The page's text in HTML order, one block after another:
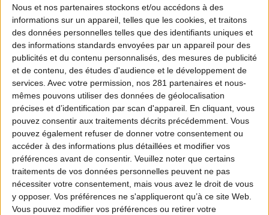
Nous et nos partenaires stockons et/ou accédons à des
informations sur un appareil, telles que les cookies, et traitons
des données personnelles telles que des identifiants uniques et
des informations standards envoyées par un appareil pour des
publicités et du contenu personnalisés, des mesures de publicité
et de contenu, des études d'audience et le développement de
services. Avec votre permission, nos 281 partenaires et nous-
mêmes pouvons utiliser des données de géolocalisation
précises et d’identification par scan d'appareil. En cliquant, vous
pouvez consentir aux traitements décrits précédemment. Vous
pouvez également refuser de donner votre consentement ou
accéder à des informations plus détaillées et modifier vos
préférences avant de consentir. Veuillez noter que certains
traitements de vos données personnelles peuvent ne pas
nécessiter votre consentement, mais vous avez le droit de vous
y opposer. Vos préférences ne s'appliqueront qu’à ce site Web.
Vous pouvez modifier vos préférences ou retirer votre